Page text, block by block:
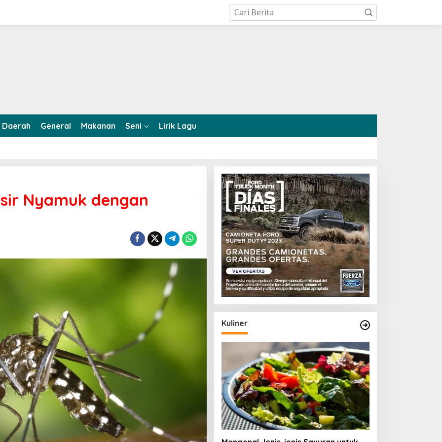
Daerah General Makanan Seni Lirik Lagu
Nyamuk dengan
Kuliner